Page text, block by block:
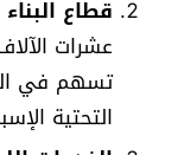
قطاع
عشرات
تسهم في
التحتية